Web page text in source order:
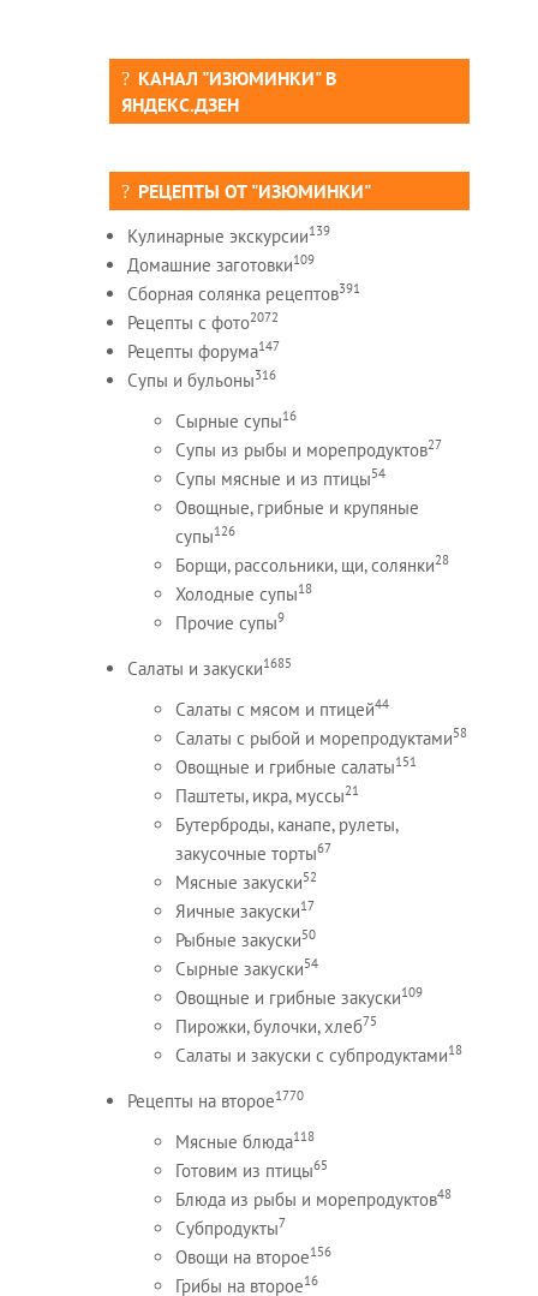
КАНАЛ "ИЗЮМИНКИ" В
ЯНДЕКС.ДЗЕН
РЕЦЕПТЫ ОТ "ИЗЮМИНКИ"
Кулинарные экскурсии139
Домашние заготовки109
Сборная солянка рецептов391
Рецепты c фото2072
Рецепты форума147
Супы и бульоны316
Сырные супы16
Супы из рыбы и морепродуктов27
Супы мясные и из птицы54
Овощные, грибные и крупяные
супы126
Борщи, рассольники, щи, солянки28
Холодные супы18
Прочие супы9
Салаты и закуски1685
Салаты с мясом и птицей44
Салаты с рыбой и морепродуктами58
Овощные и грибные салаты151
Паштеты, икра, муссы21
Бутерброды, канапе, рулеты,
закусочные торты67
Мясные закуски52
Яичные закуски17
Рыбные закуски50
Сырные закуски54
Овощные и грибные закуски109
Пирожки, булочки, хлеб75
Салаты и закуски с субпродуктами18
Рецепты на второе1770
Мясные блюда118
Готовим из птицы65
Блюда из рыбы и морепродуктов48
Субпродукты7
Овощи на второе156
Грибы на второе16